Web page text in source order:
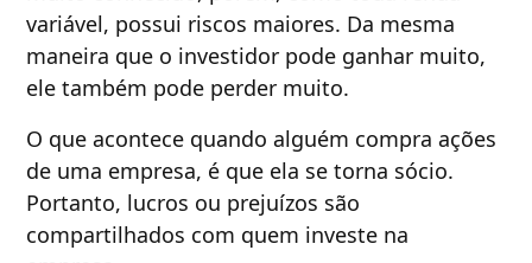
variável, possui riscos maiores. Da mesma
maneira que o investidor pode ganhar muito,
ele também pode perder muito.
O que acontece quando alguém compra ações
de uma empresa, é que ela se torna sócio.
Portanto, lucros ou prejuízos são
compartilhados com quem investe na